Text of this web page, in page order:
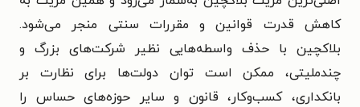
کاهش قدرت قوانین و مقررات سنتی منجر می‌شود.
بلاکچین با حذف واسطه‌هایی نظیر شرکت‌های بزرگ و
چندملیتی، ممکن است توان دولت‌ها برای نظارت بر
بانکداری، کسب‌وکار، قانون و سایر حوزه‌های حساس را